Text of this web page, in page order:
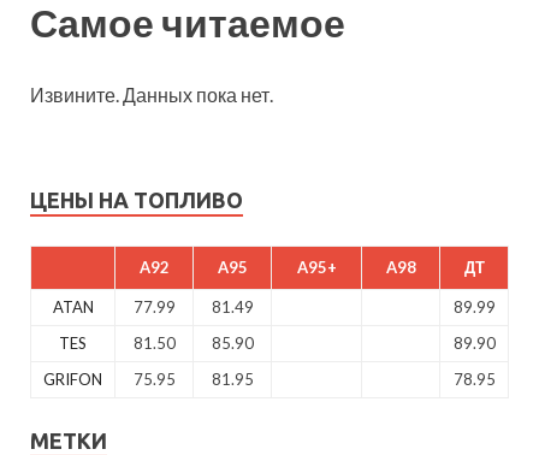
Самое читаемое
Извините. Данных пока нет.
ЦЕНЫ НА ТОПЛИВО
A92 A95 A95+ A98 ДТ
ATAN 77.99 81.49
89.99
TES
81.50 85.90
89.90
GRIFON
75.95 81.95 78.95
МЕТКИ